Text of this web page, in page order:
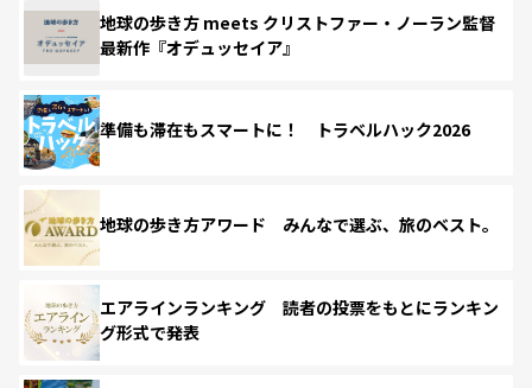
地球の歩き方 meets クリストファー・ノーラン監督
最新作『オデュッセイア』
準備も滞在もスマートに！ トラベルハック2026
地球の歩き方アワード みんなで選ぶ、旅のベスト。
エアラインランキング 読者の投票をもとにランキン
グ形式で発表